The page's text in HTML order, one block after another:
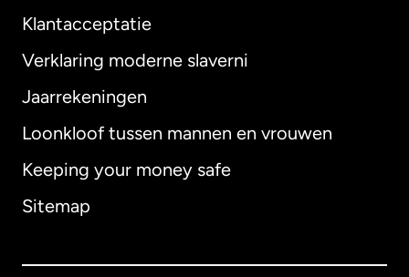
Klantacceptatie
Verklaring moderne slaverni
Jaarrekeningen
Loonkloof tussen mannen en vrouwen
Keeping your money safe
Sitemap
Internationaal English
Australië